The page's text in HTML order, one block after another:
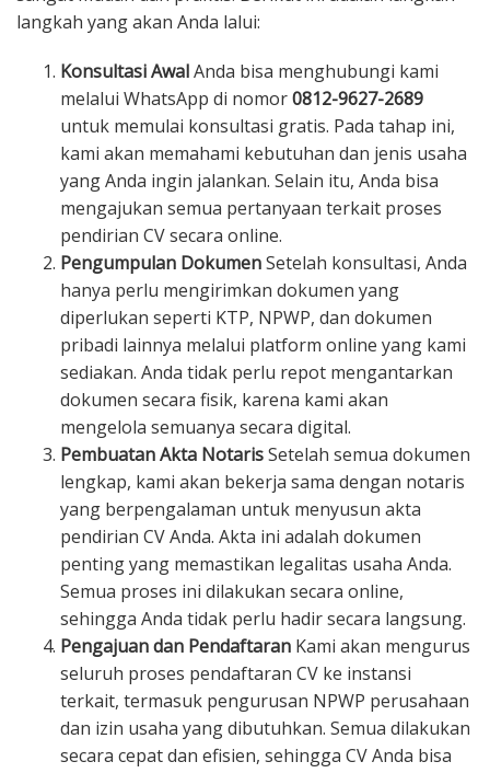
langkah yang akan Anda lalui:
Konsultasi AwalAnda bisa menghubungi kami
melalui WhatsApp di nomor0812-9627-2689
untuk memulai konsultasi gratis. Pada tahap ini,
kami akan memahami kebutuhan dan jenis usaha
yang Anda ingin jalankan. Selain itu, Anda bisa
mengajukan semua pertanyaan terkait proses
pendirian CV secara online.
Pengumpulan DokumenSetelah konsultasi, Anda
hanya perlu mengirimkan dokumen yang
diperlukan seperti KTP, NPWP, dan dokumen
pribadi lainnya melalui platform online yang kami
sediakan. Anda tidak perlu repot mengantarkan
dokumen secara fisik, karena kami akan
mengelola semuanya secara digital.
Pembuatan Akta NotarisSetelah semua dokumen
lengkap, kami akan bekerja sama dengan notaris
yang berpengalaman untuk menyusun akta
pendirian CV Anda. Akta ini adalah dokumen
penting yang memastikan legalitas usaha Anda.
Semua proses ini dilakukan secara online,
sehingga Anda tidak perlu hadir secara langsung.
Pengajuan dan Pendaftaran Kami akan mengurus
seluruh proses pendaftaran CV ke instansi
terkait, termasuk pengurusan NPWP perusahaan
dan izin usaha yang dibutuhkan. Semua dilakukan
secara cepat dan efisien, sehingga CV Anda bisa